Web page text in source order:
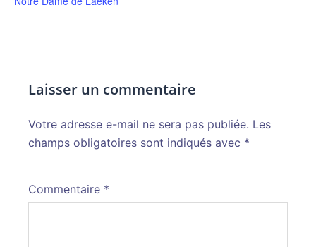
Laisser un commentaire
Votre adresse e-mail ne sera pas publiée. Les
champs obligatoires sont indiqués avec *
Commentaire *
Alternative: